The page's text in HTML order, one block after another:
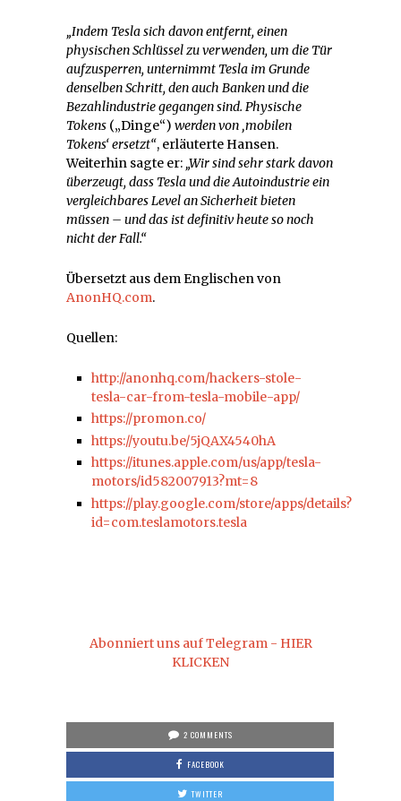
„Indem Tesla sich davon entfernt, einen
physischen Schlüssel zu verwenden, um die Tür
aufzusperren, unternimmt Tesla im Grunde
denselben Schritt, den auch Banken und die
Bezahlindustrie gegangen sind. Physische
Tokens („Dinge“) werden von ‚mobilen
Tokens‘ ersetzt“, erläuterte Hansen.
Weiterhin sagte er: „Wir sind sehr stark davon
überzeugt, dass Tesla und die Autoindustrie ein
vergleichbares Level an Sicherheit bieten
müssen – und das ist definitiv heute so noch
nicht der Fall.“
Übersetzt aus dem Englischen von
AnonHQ.com.
Quellen:
http://anonhq.com/hackers-stole-
tesla-car-from-tesla-mobile-app/
https://promon.co/
https://youtu.be/5jQAX4540hA
https://itunes.apple.com/us/app/tesla-
motors/id582007913?mt=8
https://play.google.com/store/apps/details?
id=com.teslamotors.tesla
Abonniert uns auf Telegram - HIER
KLICKEN
2 COMMENTS
FACEBOOK
TWITTER